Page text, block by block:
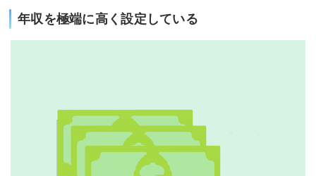
年収を極端に高く設定している